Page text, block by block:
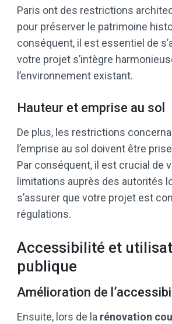
Paris ont des restrictions
pour préserver le patrimoine
conséquent, il est essentiel de
votre projet s’intègre
l’environnement existant.
Hauteur et emprise au sol
De plus, les restrictions
l’emprise au sol doivent être
Par conséquent, il est crucial de
limitations auprès des autorités
s’assurer que votre projet est
régulations.
Accessibilité et
publique
Amélioration de
Ensuite, lors de la rénovation